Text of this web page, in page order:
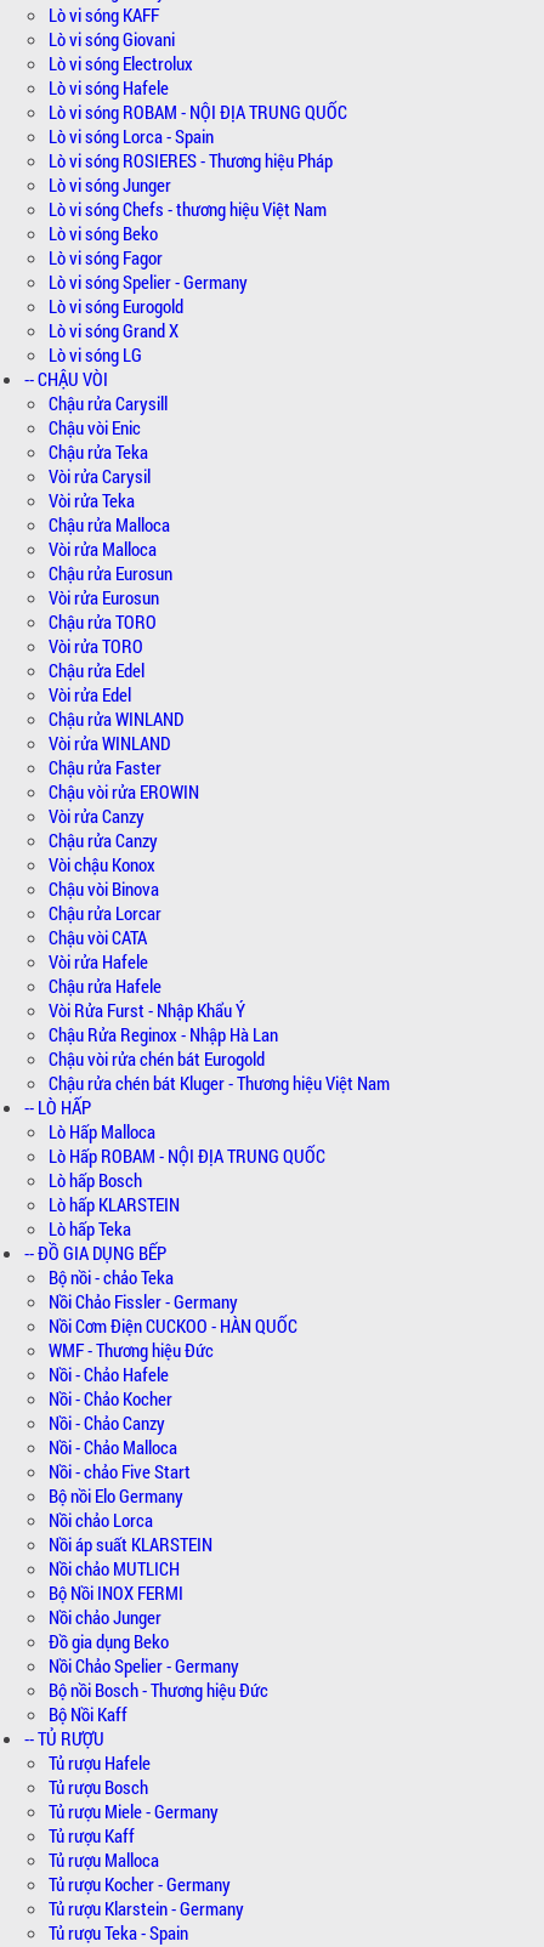
Lò vi sóng KAFF
Lò vi sóng Giovani
Lò vi sóng Electrolux
Lò vi sóng Hafele
Lò vi sóng ROBAM - NỘI ĐỊA TRUNG QUỐC
Lò vi sóng Lorca - Spain
Lò vi sóng ROSIERES - Thương hiệu Pháp
Lò vi sóng Junger
Lò vi sóng Chefs - thương hiệu Việt Nam
Lò vi sóng Beko
Lò vi sóng Fagor
Lò vi sóng Spelier - Germany
Lò vi sóng Eurogold
Lò vi sóng Grand X
Lò vi sóng LG
-- CHẬU VÒI
Chậu rửa Carysill
Chậu vòi Enic
Chậu rửa Teka
Vòi rửa Carysil
Vòi rửa Teka
Chậu rửa Malloca
Vòi rửa Malloca
Chậu rửa Eurosun
Vòi rửa Eurosun
Chậu rửa TORO
Vòi rửa TORO
Chậu rửa Edel
Vòi rửa Edel
Chậu rửa WINLAND
Vòi rửa WINLAND
Chậu rửa Faster
Chậu vòi rửa EROWIN
Vòi rửa Canzy
Chậu rửa Canzy
Vòi chậu Konox
Chậu vòi Binova
Chậu rửa Lorcar
Chậu vòi CATA
Vòi rửa Hafele
Chậu rửa Hafele
Vòi Rửa Furst - Nhập Khẩu Ý
Chậu Rửa Reginox - Nhập Hà Lan
Chậu vòi rửa chén bát Eurogold
Chậu rửa chén bát Kluger - Thương hiệu Việt Nam
-- LÒ HẤP
Lò Hấp Malloca
Lò Hấp ROBAM - NỘI ĐỊA TRUNG QUỐC
Lò hấp Bosch
Lò hấp KLARSTEIN
Lò hấp Teka
-- ĐỒ GIA DỤNG BẾP
Bộ nồi - chảo Teka
Nồi Chảo Fissler - Germany
Nồi Cơm Điện CUCKOO - HÀN QUỐC
WMF - Thương hiệu Đức
Nồi - Chảo Hafele
Nồi - Chảo Kocher
Nồi - Chảo Canzy
Nồi - Chảo Malloca
Nồi - chảo Five Start
Bộ nồi Elo Germany
Nồi chảo Lorca
Nồi áp suất KLARSTEIN
Nồi chảo MUTLICH
Bộ Nồi INOX FERMI
Nồi chảo Junger
Đồ gia dụng Beko
Nồi Chảo Spelier - Germany
Bộ nồi Bosch - Thương hiệu Đức
Bộ Nồi Kaff
-- TỦ RƯỢU
Tủ rượu Hafele
Tủ rượu Bosch
Tủ rượu Miele - Germany
Tủ rượu Kaff
Tủ rượu Malloca
Tủ rượu Kocher - Germany
Tủ rượu Klarstein - Germany
Tủ rượu Teka - Spain